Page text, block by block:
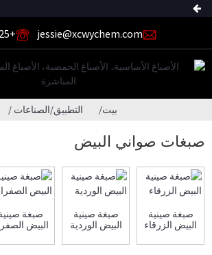
jessie@xcwychem.com
+86-13503270825
بيت التطبيق/الصناعات
صبغات صواني البيض
صبغة صينية
البيض الزرقاء
صبغة صينية
البيض الوردية
صبغة
البيض